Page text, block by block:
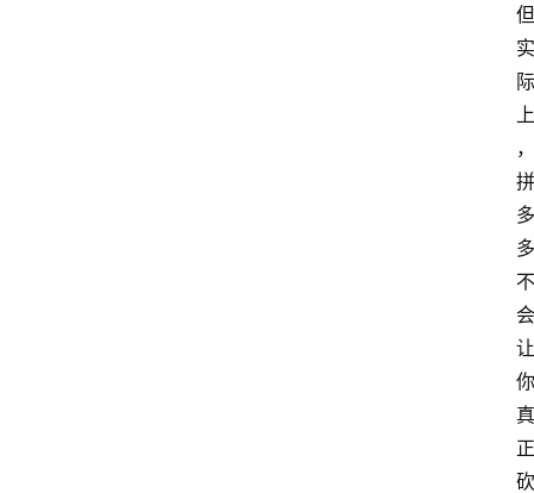
但
实
际
上
，
拼
多
多
不
会
让
你
真
正
砍